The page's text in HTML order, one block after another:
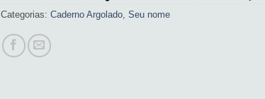
Categorias: Caderno Argolado Seu nome